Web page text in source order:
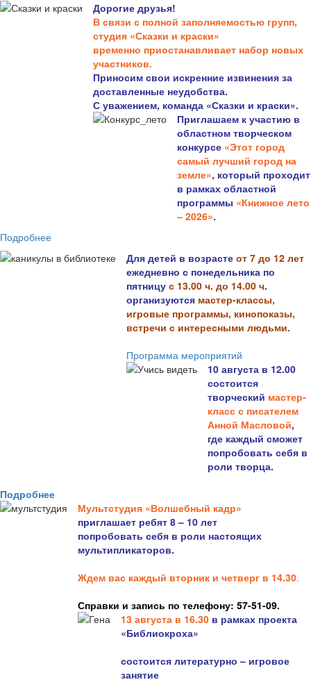
Дорогие друзья!
В связи с полной заполняемостью групп,
студия «Сказки и краски»
временно приостанавливает набор новых
участников.
Приносим свои искренние извинения за
доставленные неудобства.
С уважением, команда «Сказки и краски».
Приглашаем к участию в
областном творческом
конкурсе «Этот город
самый лучший город на
земле», который проходит
в рамках областной
программы «Книжное лето
– 2026».
Подробнее
Для детей в возрасте от 7 до 12 лет
ежедневно с понедельника по
пятницу с 13.00 ч. до 14.00 ч.
организуются мастер-классы,
игровые программы, кинопоказы,
встречи с интересными людьми.
Программа мероприятий
10 августа в 12.00
состоится
творческий мастер-
класс с писателем
Анной Масловой,
где каждый сможет
попробовать себя в
роли творца.
Подробнее
Мультстудия «Волшебный кадр»
приглашает ребят 8 – 10 лет
попробовать себя в роли настоящих
мультипликаторов.
Ждем вас каждый вторник и четверг в 14.30.
Справки и запись по телефону: 57-51-09.
13 августа в 16.30 в рамках проекта
«Библиокроха»
состоится литературно – игровое
занятие